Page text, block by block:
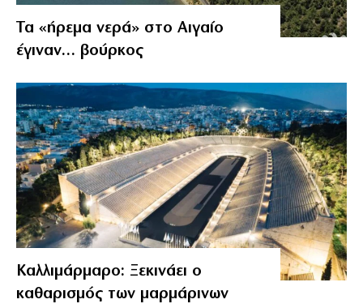
Τα «ήρεμα νερά» στο Αιγαίο
έγιναν… βούρκος
Καλλιμάρμαρο: Ξεκινάει ο
καθαρισμός των μαρμάρινων